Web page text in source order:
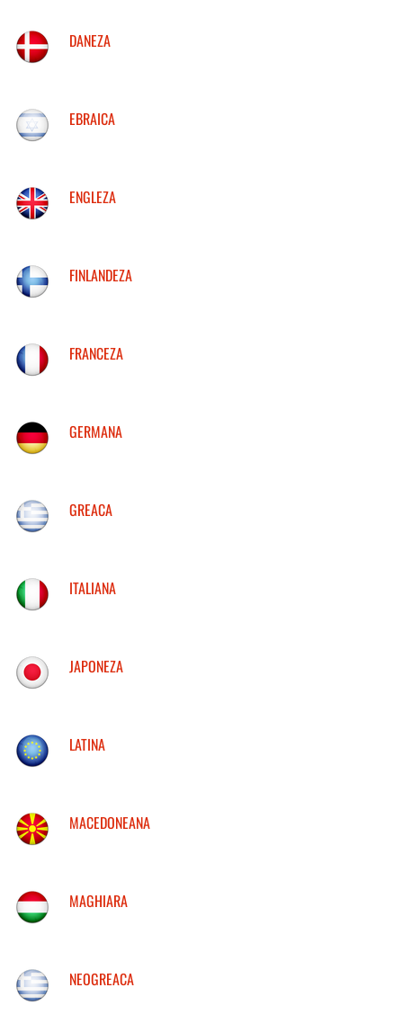
DANEZA
EBRAICA
ENGLEZA
FINLANDEZA
FRANCEZA
GERMANA
GREACA
ITALIANA
JAPONEZA
LATINA
MACEDONEANA
MAGHIARA
NEOGREACA